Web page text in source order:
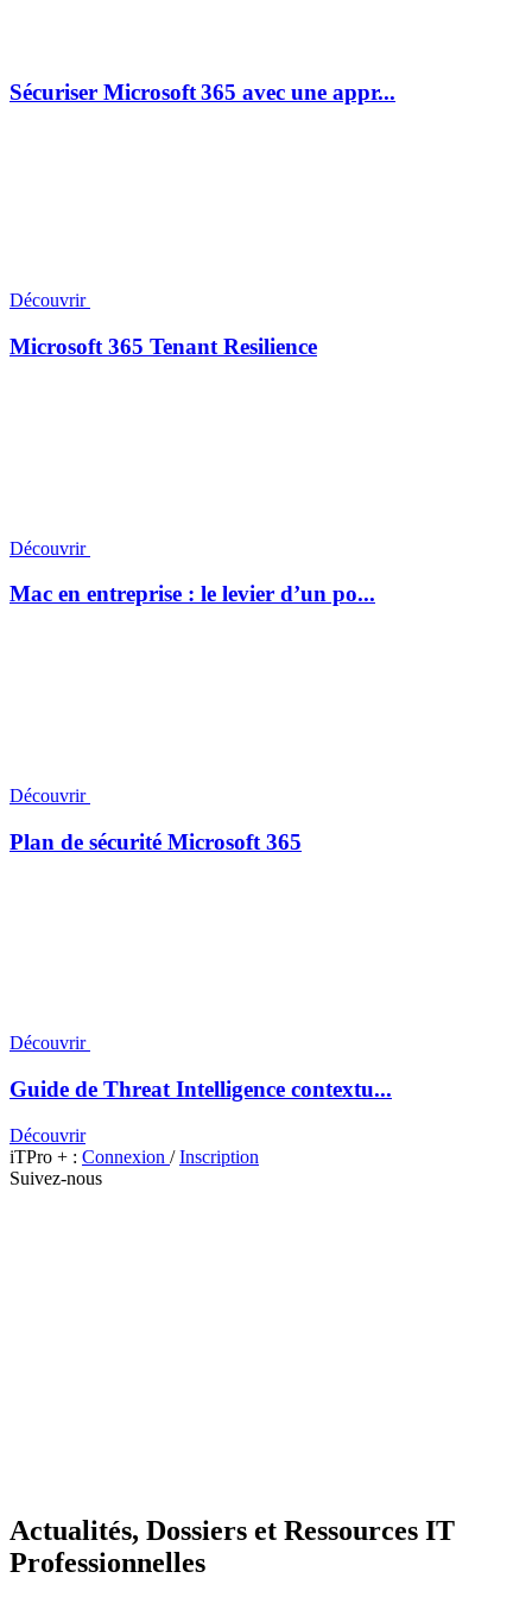
Sécuriser Microsoft 365 avec une appr...
Découvrir
Microsoft 365 Tenant Resilience
Découvrir
Mac en entreprise : le levier d’un po...
Découvrir
Plan de sécurité Microsoft 365
Découvrir
Guide de Threat Intelligence contextu...
Découvrir
iTPro + : Connexion /Inscription
Suivez-nous
Actualités, Dossiers et Ressources IT
Professionnelles